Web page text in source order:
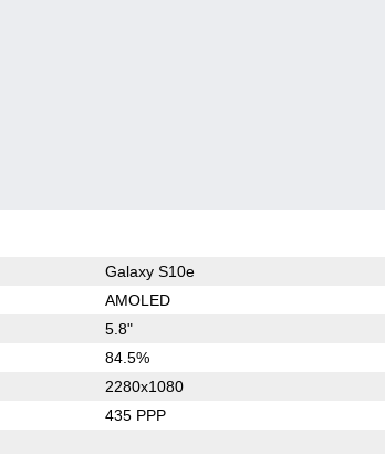
Galaxy S10e
AMOLED
5.8"
84.5%
2280x1080
435 PPP